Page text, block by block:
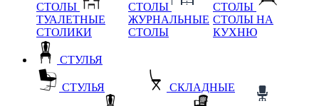
СТОЛЫ
ТУАЛЕТНЫЕ
СТОЛИКИ
СТОЛЫ
ЖУРНАЛЬНЫЕ
СТОЛЫ
СТОЛЫ
СТОЛЫ НА
КУХНЮ
СТУЛЬЯ
СТУЛЬЯ СКЛАДНЫЕ